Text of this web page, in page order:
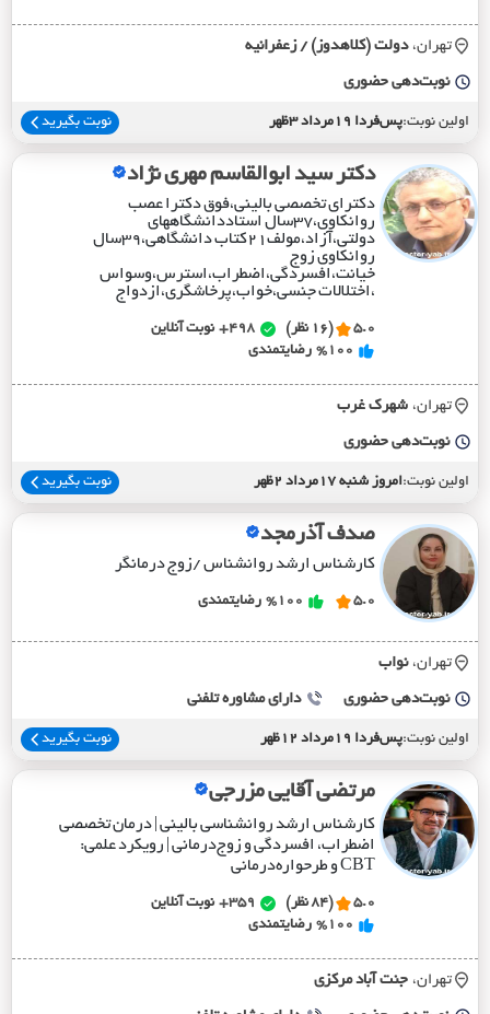
تهران، دولت (کلاهدوز) / زعفرانيه
نوبت‌دهی حضوری
اولین نوبت:پس‌فردا 19مرداد 3ظهر نوبت بگیرید
دکتر سید ابوالقاسم مهری نژاد
دکترای تخصصی بالینی،فوق دکترا عصب
روانکاوی،۳۷سال استاددانشگاههای
دولتی،آزاد،مولف۲۱کتاب دانشگاهی،۳۹سال
روانکاوی زوج
خیانت،افسردگی،اضطراب،استرس،وسواس
،اختلالات جنسی،خواب،پرخاشگری،ازدواج
5.0 (16 نظر) 498+
نوبت آنلاین
%100 رضایتمندی
تهران، شهرک غرب
نوبت‌دهی حضوری
اولین نوبت:امروز شنبه 17مرداد 2ظهر نوبت بگیرید
صدف آذرمجد
کارشناس ارشد روانشناس /زوج درمانگر
5.0
%100 رضایتمندی
تهران، نواب
نوبت‌دهی حضوری دارای مشاوره تلفنی
اولین نوبت:پس‌فردا 19مرداد 12ظهر نوبت بگیرید
مرتضی آقایی مزرجی
کارشناس ارشد روانشناسی بالینی | درمان تخصصی
اضطراب، افسردگی و زوج‌درمانی | رویکرد علمی:
CBT و طرحواره‌درمانی
5.0 (84 نظر) 359+
نوبت آنلاین
%100 رضایتمندی
تهران، جنت آباد مرکزي